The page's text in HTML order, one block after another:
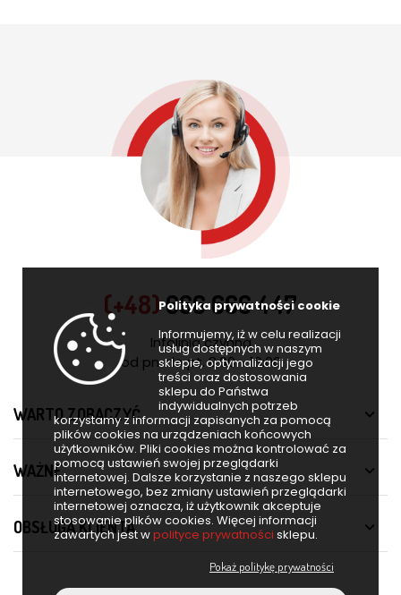
Polityka prywatności cookie
Informujemy, iż w celu realizacji
usług dostępnych w naszym
sklepie, optymalizacji jego
treści oraz dostosowania
sklepu do Państwa
indywidualnych potrzeb
korzystamy z informacji zapisanych za pomocą
plików cookies na urządzeniach końcowych
użytkowników. Pliki cookies można kontrolować za
pomocą ustawień swojej przeglądarki
internetowej. Dalsze korzystanie z naszego sklepu
internetowego, bez zmiany ustawień przeglądarki
internetowej oznacza, iż użytkownik akceptuje
stosowanie plików cookies. Więcej informacji
zawartych jest wpolityce prywatności sklepu.
Pokaż politykę prywatności
(+48)666 666 447
Infolinia czynna
od pn. do pt. 8:00 - 16:00
WARTO ZOBACZYĆ 
WAŻNE 
OBSŁUGA KLIENTA 